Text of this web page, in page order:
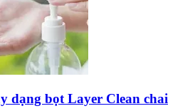
dạng bọt Layer Clean chai